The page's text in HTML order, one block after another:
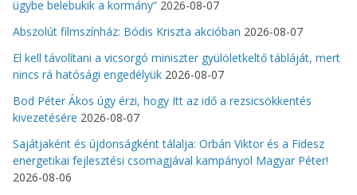
ügybe belebukik a kormány” 2026-08-07
Abszolút filmszínház: Bódis Kriszta akcióban 2026-08-07
El kell távolítani a vicsorgó miniszter gyülöletkeltő tábláját, mert
nincs rá hatósági engedélyük 2026-08-07
Bod Péter Ákos úgy érzi, hogy Itt az idő a rezsicsökkentés
kivezetésére 2026-08-07
Sajátjaként és újdonságként tálalja: Orbán Viktor és a Fidesz
energetikai fejlesztési csomagjával kampányol Magyar Péter!
2026-08-06